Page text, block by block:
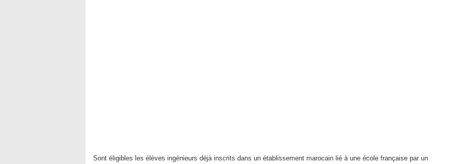
Sont éligibles les élèves ingénieurs déjà inscrits dans un établissement marocain lié à une école française par un